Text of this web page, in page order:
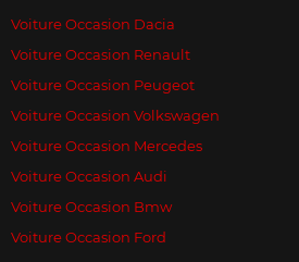
Voiture Occasion Dacia
Voiture Occasion Renault
Voiture Occasion Peugeot
Voiture Occasion Volkswagen
Voiture Occasion Mercedes
Voiture Occasion Audi
Voiture Occasion Bmw
Voiture Occasion Ford